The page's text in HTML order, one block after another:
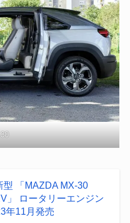
型 「MAZDA MX-30
」 ロータリーエンジン
年11月発売